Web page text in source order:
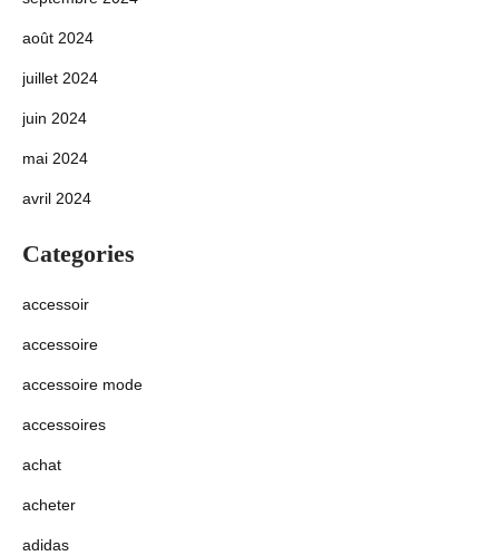
août 2024
juillet 2024
juin 2024
mai 2024
avril 2024
Categories
accessoir
accessoire
accessoire mode
accessoires
achat
acheter
adidas